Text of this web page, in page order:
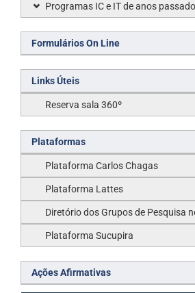
Programas IC e IT de anos
Formulários On Line
Links Úteis
Reserva sala 360º
Plataformas
Plataforma Carlos Chagas
Plataforma Lattes
Diretório dos Grupos de Pesquisa
Plataforma Sucupira
Ações Afirmativas